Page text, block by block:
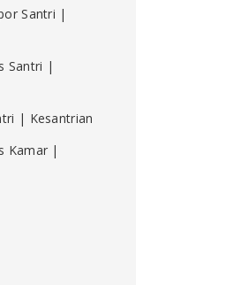
Santri |
Santri |
| Kesantrian
Kamar |